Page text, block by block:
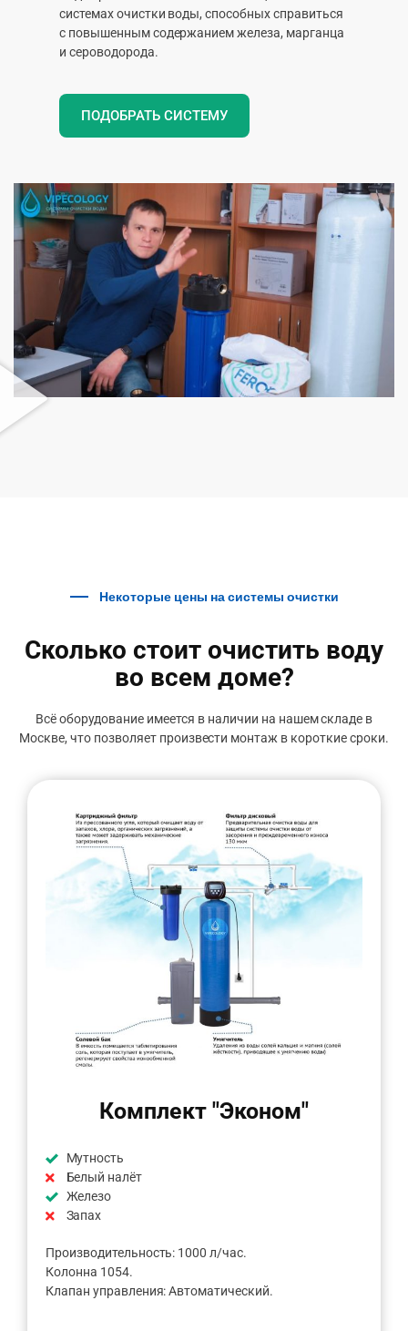
системах очистки воды, способных справиться
с повышенным содержанием железа, марганца
и сероводорода.
ПОДОБРАТЬ СИСТЕМУ
Некоторые цены на системы очистки
Сколько стоит очистить воду
во всем доме?
Всё оборудование имеется в наличии на нашем складе в
Москве, что позволяет произвести монтаж в короткие сроки.
Комплект "Эконом"
Мутность
Белый налёт
Железо
Запах
Производительность: 1000 л/час.
Колонна 1054.
Клапан управления: Автоматический.